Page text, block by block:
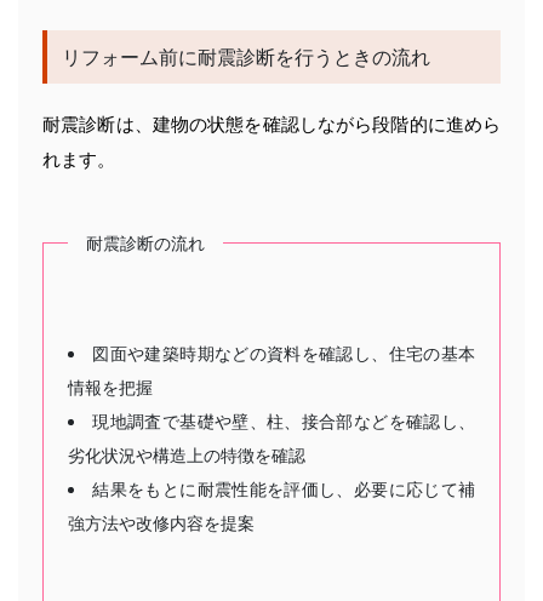
リフォーム前に耐震診断を行うときの流れ
耐震診断は、建物の状態を確認しながら段階的に進めら
れます。
耐震診断の流れ
図面や建築時期などの資料を確認し、住宅の基本
情報を把握
現地調査で基礎や壁、柱、接合部などを確認し、
劣化状況や構造上の特徴を確認
結果をもとに耐震性能を評価し、必要に応じて補
強方法や改修内容を提案